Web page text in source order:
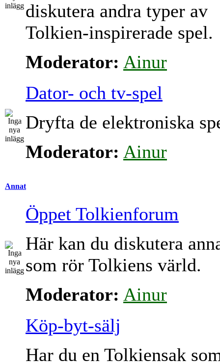
diskutera andra typer av
Tolkien-inspirerade spel.
Moderator: Ainur
Dator- och tv-spel
Dryfta de elektroniska
Moderator: Ainur
Annat
Öppet Tolkienforum
Här kan du diskutera
som rör Tolkiens värld.
Moderator: Ainur
Köp-byt-sälj
Har du en Tolkiensak